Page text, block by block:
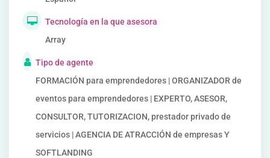
Tecnología en la que asesora
Array
Tipo de agente
FORMACIÓN para emprendedores | ORGANIZADOR de
eventos para emprendedores | EXPERTO, ASESOR,
CONSULTOR, TUTORIZACION, prestador privado de
servicios | AGENCIA DE ATRACCIÓN de empresas Y
SOFTLANDING